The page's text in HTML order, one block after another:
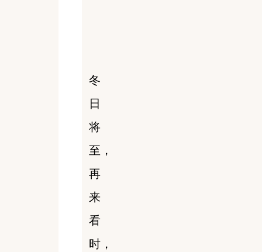
冬
日
将
至，
再
来
看
时，